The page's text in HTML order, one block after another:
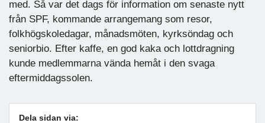
med. Så var det dags för information om senaste nytt
från SPF, kommande arrangemang som resor,
folkhögskoledagar, månadsmöten, kyrksöndag och
seniorbio. Efter kaffe, en god kaka och lottdragning
kunde medlemmarna vända hemåt i den svaga
eftermiddagssolen.
Dela sidan via: